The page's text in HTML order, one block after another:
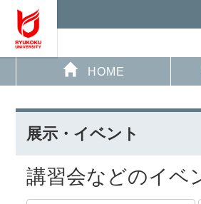
HOME
展示・イベント
講習会などのイベ